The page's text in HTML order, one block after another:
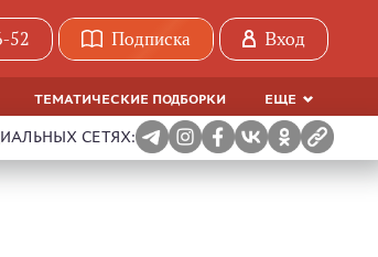
52 Подписка Вход
ТЕМАТИЧЕСКИЕ ПОДБОРКИ ЕЩЕ
СЕТЯХ: